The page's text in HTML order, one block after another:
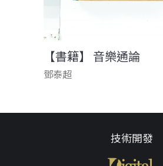
【書籍】 音樂通論
鄧泰超
技術開發